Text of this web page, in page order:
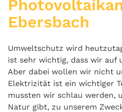
Ebersbach
Umweltschutz wird
ist sehr wichtig, dass wir auf
Aber dabei wollen wir nicht
Elektrizität ist ein wichtiger
mussten wir schlau werden,
Natur gibt, zu unserem